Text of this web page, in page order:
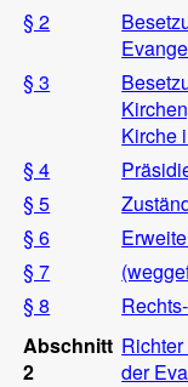
§ 2
§ 3
Kirche
§ 4
§ 5
§ 6
§ 7
§ 8
Abschnitt
2
der